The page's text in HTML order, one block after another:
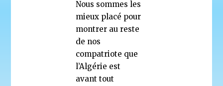
Nous sommes les
mieux placé pour
montrer au reste
de nos
compatriote que
l’Algérie est
avant tout